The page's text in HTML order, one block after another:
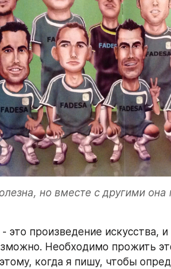
но вместе с другими
- это произведение искусства,
Необходимо прожить
когда я пишу, чтобы